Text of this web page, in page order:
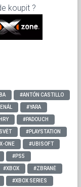
koupit ?
#ANTÓN CASTILLO
#YARA
#PADOUCH
#PLAYSTATION
ONE #UBISOFT
#PS5
#XBOX #ZBRANĚ
#XBOX SERIES